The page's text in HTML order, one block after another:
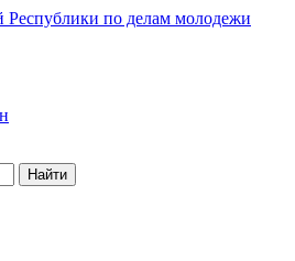
Республики по делам молодежи
Найти